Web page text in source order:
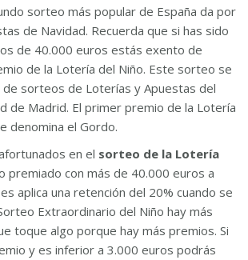
sorteo más popular de España da por
de Navidad. Recuerda que si has sido
de 40.000 euros estás exento de
de la Lotería del Niño. Este sorteo se
de sorteos de Loterías y Apuestas del
de Madrid. El primer premio de la Lotería
denomina el Gordo.
en el sorteo de la Lotería
premiado con más de 40.000 euros a
aplica una retención del 20% cuando se
Extraordinario del Niño hay más
toque algo porque hay más premios. Si
y es inferior a 3.000 euros podrás